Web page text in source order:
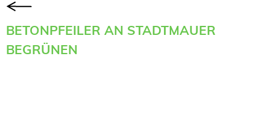
BETONPFEILER AN STADTMAUER
BEGRÜNEN